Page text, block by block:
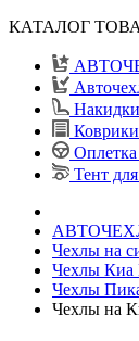
КАТАЛОГ
Оплетка
Тент
Чехлы на
Чехлы Киа
Чехлы
Чехлы на